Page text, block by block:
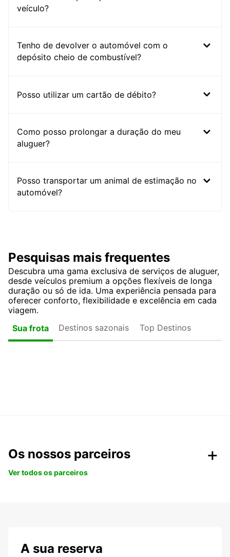
veículo?
Tenho de devolver o automóvel com o
depósito cheio de combustível?
Posso utilizar um cartão de débito?
Como posso prolongar a duração do meu
aluguer?
Posso transportar um animal de estimação no
automóvel?
Pesquisas mais frequentes
Descubra uma gama exclusiva de serviços de aluguer,
desde veículos premium a opções flexíveis de longa
duração ou só de ida. Uma experiência pensada para
oferecer conforto, flexibilidade e excelência em cada
viagem.
Sua frota
Destinos sazonais Top Destinos
Os nossos parceiros
Ver todos os parceiros
A sua reserva